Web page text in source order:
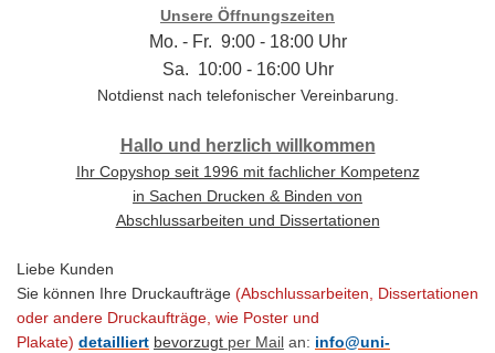
Unsere Öffnungszeiten
Mo. - Fr. 9:00 - 18:00 Uhr
Sa. 10:00 - 16:00 Uhr
Notdienst nach telefonischer Vereinbarung.
Hallo und herzlich willkommen
Ihr Copyshop seit 1996 mit fachlicher Kompetenz
in Sachen Drucken & Binden von
Abschlussarbeiten und Dissertationen
Liebe Kunden
Sie können Ihre Druckaufträge (Abschlussarbeiten, Dissertationen
oder andere Druckaufträge, wie Poster und
Plakate) detailliert bevorzugt per Mail an: info@uni-